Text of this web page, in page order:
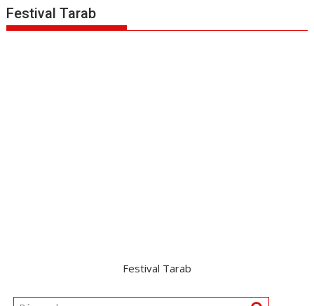
Festival Tarab
Festival Tarab